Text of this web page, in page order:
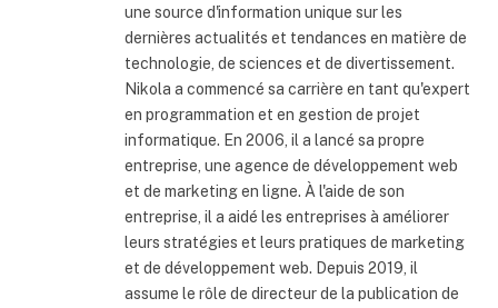
une source d'information unique sur les
dernières actualités et tendances en matière de
technologie, de sciences et de divertissement.
Nikola a commencé sa carrière en tant qu'expert
en programmation et en gestion de projet
informatique. En 2006, il a lancé sa propre
entreprise, une agence de développement web
et de marketing en ligne. À l'aide de son
entreprise, il a aidé les entreprises à améliorer
leurs stratégies et leurs pratiques de marketing
et de développement web. Depuis 2019, il
assume le rôle de directeur de la publication de